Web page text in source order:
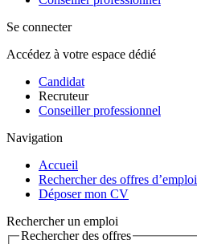
Se connecter
Accédez à votre espace dédié
Candidat
Recruteur
Conseiller professionnel
Navigation
Accueil
Rechercher des offres d’emploi
Déposer mon CV
Rechercher un emploi
Rechercher des offres